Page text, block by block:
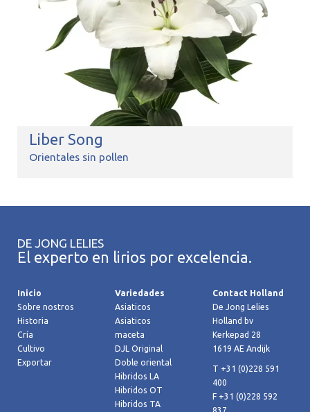
Liber Song
Orientales sin pollen
DE JONG LELIES
El experto en lirios por excelencia.
Inicio
Sobre nostros
Historia
Cría
Cultivo
Exportar
Variedades
Asiaticos
Asiaticos
maceta
DJL Original
Doble oriental
Hibridos LA
Hibridos OT
Hibridos TA
Contact Holland
De Jong Lelies
Holland bv
Kerkepad 28
1619 AE Andijk
T +31 (0)228 591
400
F +31 (0)228 592
837